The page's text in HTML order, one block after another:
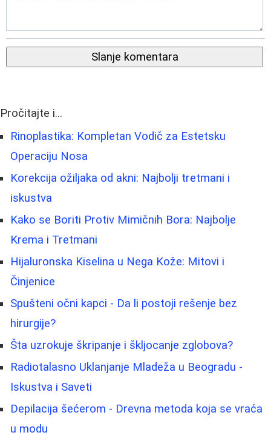
Slanje komentara
Pročitajte i...
Rinoplastika: Kompletan Vodič za Estetsku
Operaciju Nosa
Korekcija ožiljaka od akni: Najbolji tretmani i
iskustva
Kako se Boriti Protiv Mimičnih Bora: Najbolje
Krema i Tretmani
Hijaluronska Kiselina u Nega Kože: Mitovi i
Činjenice
Spušteni očni kapci - Da li postoji rešenje bez
hirurgije?
Šta uzrokuje škripanje i škljocanje zglobova?
Radiotalasno Uklanjanje Mladeža u Beogradu -
Iskustva i Saveti
Depilacija šećerom - Drevna metoda koja se vraća
u modu